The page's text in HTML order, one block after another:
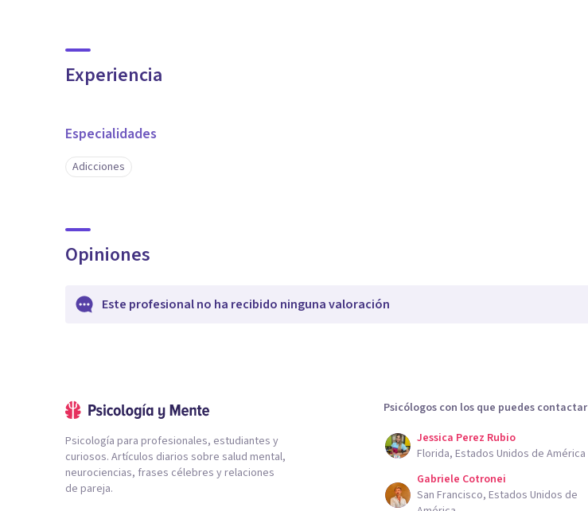
Experiencia
Especialidades
Adicciones
Opiniones
Este profesional no ha recibido ninguna valoración
Psicología para profesionales, estudiantes y
curiosos. Artículos diarios sobre salud mental,
neurociencias, frases célebres y relaciones
de pareja.
Psicólogos con los que puedes contactar
Jessica Perez Rubio
Florida, Estados Unidos de América
Gabriele Cotronei
San Francisco, Estados Unidos de